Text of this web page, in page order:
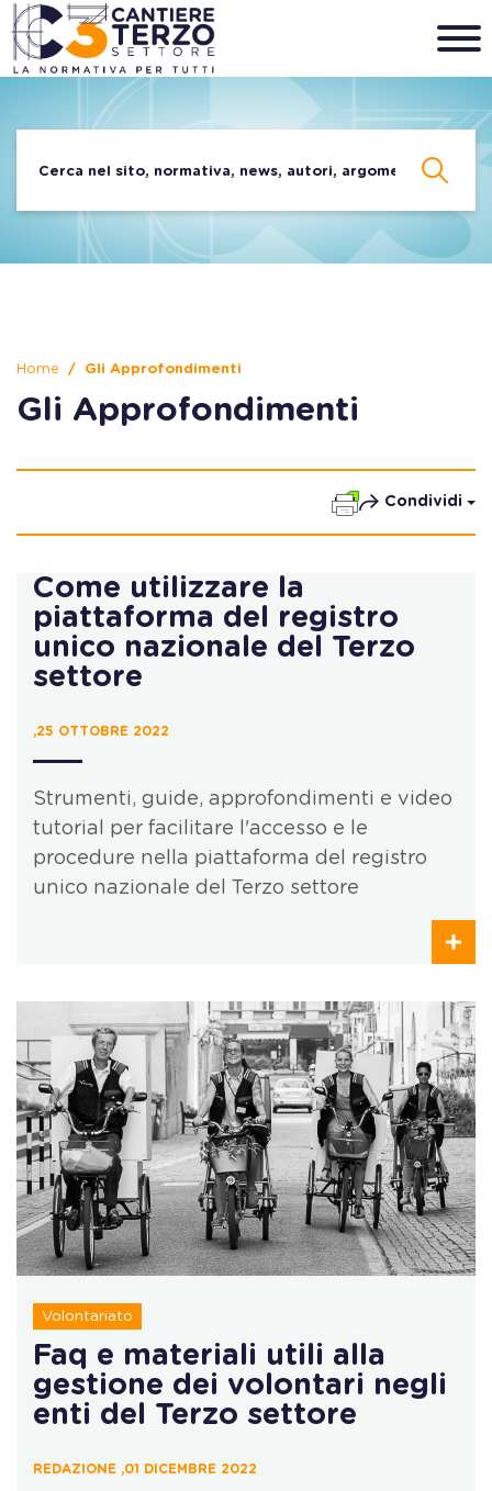
Home Gli Approfondimenti
Gli Approfondimenti
Condividi
Come utilizzare la
piattaforma del registro
unico nazionale del Terzo
settore
,25 OTTOBRE 2022
Strumenti, guide, approfondimenti e video
tutorial per facilitare l'accesso e le
procedure nella piattaforma del registro
unico nazionale del Terzo settore
Volontariato
Faq e materiali utili alla
gestione dei volontari negli
enti del Terzo settore
REDAZIONE ,01 DICEMBRE 2022